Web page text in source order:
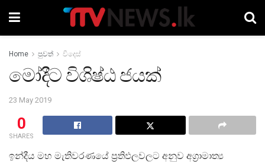
Home පුවත් විදෙස්
මෝදීට විශිෂ්ඨ ජයක්
23 May 2019
0
SHARES
ඉන්දීය මහ මැතිවරණයේ ප‍්‍රතිඵලවලට අනුව අග‍්‍රාමාත්‍ය